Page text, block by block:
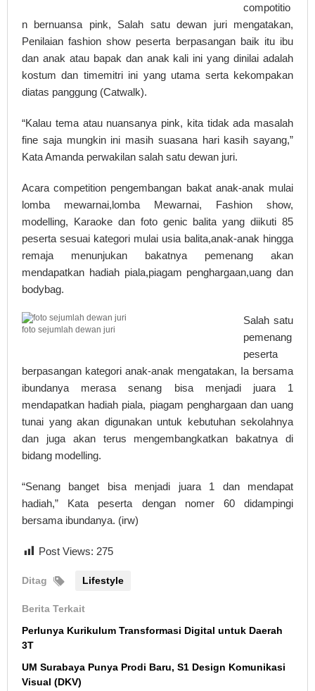
compotitio
n bernuansa pink, Salah satu dewan juri mengatakan,
Penilaian fashion show peserta berpasangan baik itu ibu
dan anak atau bapak dan anak kali ini yang dinilai adalah
kostum dan timemitri ini yang utama serta kekompakan
diatas panggung (Catwalk).
“Kalau tema atau nuansanya pink, kita tidak ada masalah
fine saja mungkin ini masih suasana hari kasih sayang,”
Kata Amanda perwakilan salah satu dewan juri.
Acara competition pengembangan bakat anak-anak mulai
lomba mewarnai,lomba Mewarnai, Fashion show,
modelling, Karaoke dan foto genic balita yang diikuti 85
peserta sesuai kategori mulai usia balita,anak-anak hingga
remaja menunjukan bakatnya pemenang akan
mendapatkan hadiah piala,piagam penghargaan,uang dan
bodybag.
foto sejumlah dewan juri
Salah satu
pemenang
peserta
berpasangan kategori anak-anak mengatakan, Ia bersama
ibundanya merasa senang bisa menjadi juara 1
mendapatkan hadiah piala, piagam penghargaan dan uang
tunai yang akan digunakan untuk kebutuhan sekolahnya
dan juga akan terus mengembangkatkan bakatnya di
bidang modelling.
“Senang banget bisa menjadi juara 1 dan mendapat
hadiah,” Kata peserta dengan nomer 60 didampingi
bersama ibundanya. (irw)
Post Views: 275
Ditag Lifestyle
Berita Terkait
Perlunya Kurikulum Transformasi Digital untuk Daerah
3T
UM Surabaya Punya Prodi Baru, S1 Design Komunikasi
Visual (DKV)